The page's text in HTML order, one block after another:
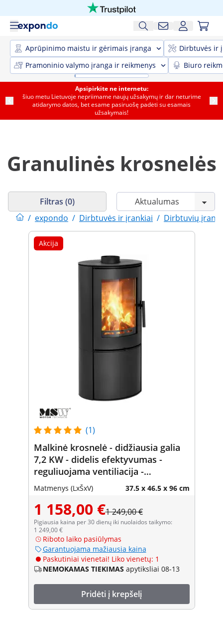
Aprūpinimo maistu ir gėrimais įranga
Dirbtuvės ir
Pramoninio valymo įranga ir reikmenys
Biuro
Apsipirkite ne internetu:
šiuo metu Lietuvoje nepriimame naujų užsakymų ir dar neturime
atidarymo datos, bet esame pasiruošę padėti su esamais
užsakymais!
Granulinės krosnelės
/ expondo / Dirbtuvės ir įrankiai / Dirbtuvių
Filtras (0)
Akcija
(1)
Malkinė krosnelė - didžiausia galia
7,2 KW - didelis efektyvumas -
reguliuojama ventiliacija -
aukščiausios kokybės plienas ir
Matmenys (LxŠxV) 37.5 x 46.5 x 96 cm
1 158,00 €1 249,00 €
Pigiausia kaina per 30 dienų iki nuolaidos taikymo:
1 249,00 €
Riboto laiko pasiūlymas
Garantuojama mažiausia kaina
Paskutiniai vienetai! Liko vienetų: 1
NEMOKAMAS TIEKIMAS apytiksliai 08-13
Pridėti į krepšelį